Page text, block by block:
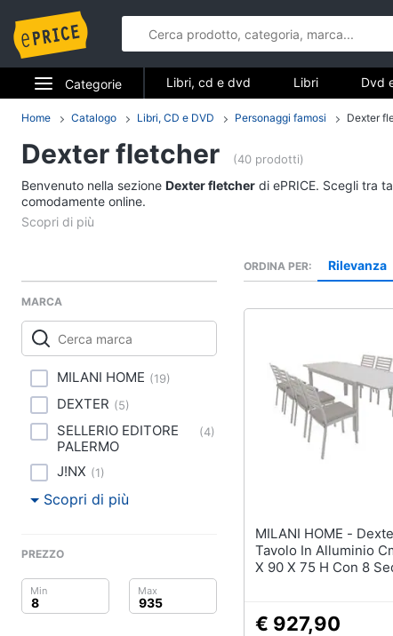
Categorie
Elettrodomestici
Informatica
Telefonia
Smart home
Videogiochi
Audio e musica
Clima
Arredo
Brico e Giardinaggio
Libri, cd e
Libri di Arte, Design
Libri, cd e dvd Libri Dvd
Home Catalogo Libri, CD e DVD Personaggi famosi Dexter
Dexter fletcher (40 prodotti)
Benvenuto nella sezione Dexter fletcher di ePRICE. Scegli tra
comodamente online.
MARCA
MILANI HOME (19)
DEXTER (5)
SELLERIO EDITORE
PALERMO
(4)
J!NX (1)
Scopri di più
PREZZO
ORDINA PER Rilevanza
MILANI HOME - Dexter - Set
Tavolo In Alluminio
X 90 X 75 H Con 8
€ 927,90